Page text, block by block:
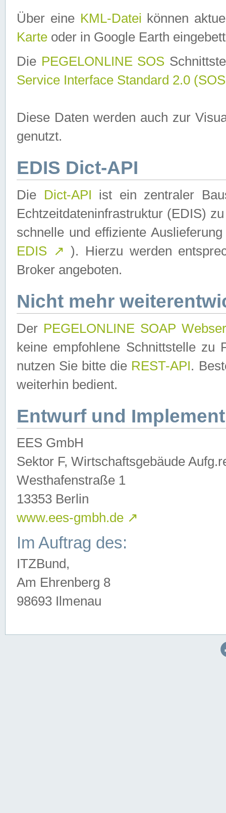
Über eine KML-Datei können
Karte oder in Google Earth
Die PEGELONLINE SOS
Service Interface Standard 2.0
Diese Daten werden auch zur
genutzt.
EDIS Dict-API
Die Dict-API ist ein zentraler
Echtzeitdateninfrastruktur (EDIS)
schnelle und effiziente
EDIS ↗ ). Hierzu werden
Broker angeboten.
Nicht mehr
Der PEGELONLINE SOAP
keine empfohlene Schnittstelle zu
nutzen Sie bitte die REST-API.
weiterhin bedient.
Entwurf und
EES GmbH
Sektor F, Wirtschaftsgebäude
Westhafenstraße 1
13353 Berlin
www.ees-gmbh.de ↗
Im Auftrag des:
ITZBund,
Am Ehrenberg 8
98693 Ilmenau